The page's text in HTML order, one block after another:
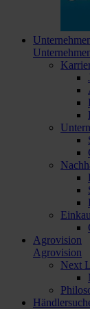
Agrovision
Agrovision
Next